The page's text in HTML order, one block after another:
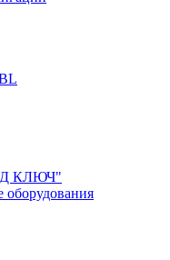
КЛЮЧ"
оборудования